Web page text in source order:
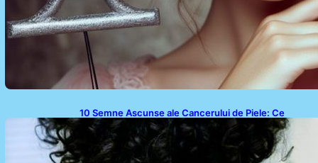
10 Semne Ascunse ale Cancerului de Piele: Ce
Trebuie să Știm pentru a Ne Proteja